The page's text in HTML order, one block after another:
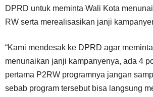
DPRD untuk meminta Wali Kota
RW serta merealisasikan janji
“Kami mendesak ke DPRD agar
menunaikan janji kampanyenya, ada 4
pertama P2RW programnya jangan
sebab program tersebut bisa langsung